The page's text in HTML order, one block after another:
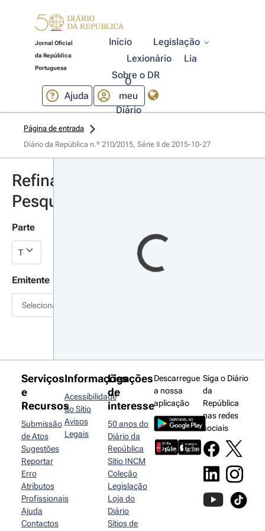
Jornal Oficial
da República
Portuguesa
Início
Legislação
Lexionário
Lia
Sobre o DR
Ajuda
O
meu
Diário
Página de entrada
Diário da República n.º 210/2015, Série II de 2015-10-27
Refinar
Pesquisa
Parte
Emitente
Selecionar
Serviços
e
Recursos
Submissão
de Atos
Sugestões
Reportar
Erro
Atributos
Profissionais
Ajuda
Contactos
Informações
Acessibilidade
do Sítio
Avisos
Legais
Ligações
de
interesse
50 anos do
Diário da
República
Sítio INCM
Coleção
Legislação
Loja do
Diário
Sítios de
Descarregue
a nossa
aplicação
Siga o Diário
da
República
nas redes
sociais